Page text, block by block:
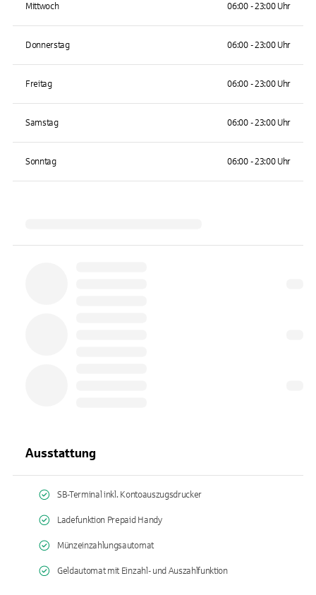
Mittwoch 06:00 - 23:00 Uhr
Donnerstag 06:00 - 23:00 Uhr
Freitag 06:00 - 23:00 Uhr
Samstag 06:00 - 23:00 Uhr
Sonntag 06:00 - 23:00 Uhr
Ausstattung
SB-Terminal inkl. Kontoauszugsdrucker
Ladefunktion Prepaid Handy
Münzeinzahlungsautomat
Geldautomat mit Einzahl- und Auszahlfunktion